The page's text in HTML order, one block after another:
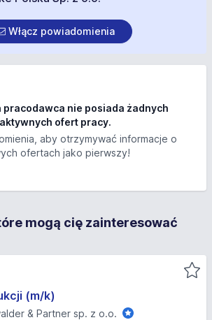
Włącz powiadomienia
pracodawca nie posiada żadnych
aktywnych ofert pracy.
aby otrzymywać informacje o
ofertach jako pierwszy!
mogą cię zainteresować
(m/k)
& Partner sp. z o.o.